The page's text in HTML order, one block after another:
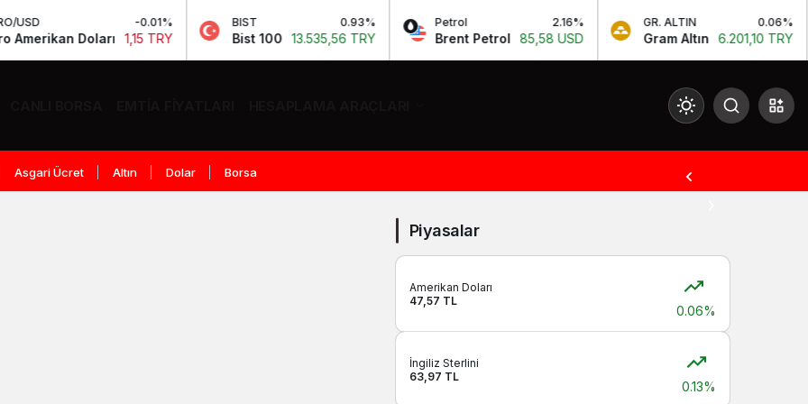
-0.01%
Doları 1,15 TRY
BIST 0.93%
Bist 100 13.535,56 TRY
Petrol 2.16%
Brent Petrol 85,58 USD
GR. ALTIN 0.06%
Gram Altın 6.201,10 TRY
Mod
Gündüz modunu seçin.
Gece modunu seçin.
Asgari Ücret Altın Dolar Borsa
Piyasalar
Amerikan Doları
47,57 TL
0.06%
İngiliz Sterlini
63,97 TL
0.13%